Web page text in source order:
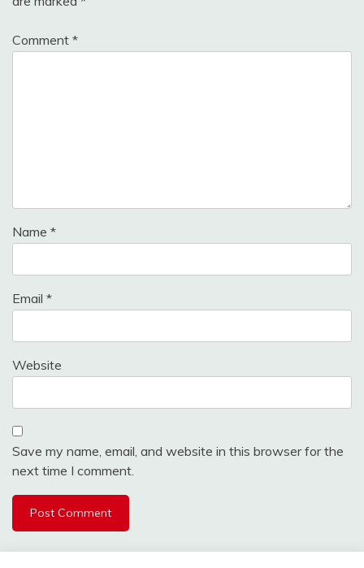
Comment *
Name *
Email *
Website
Save my name, email, and website in this browser for the
next time I comment.